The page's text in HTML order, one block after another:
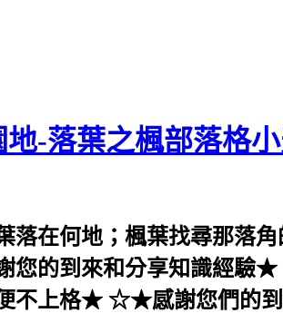
-落葉之楓部落格
在何地；楓葉找尋那落
的到來和分享知識經驗★
便不上格★ ☆★感謝您們的